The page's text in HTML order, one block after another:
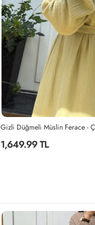
Cepli Krep Ferace - Lacivert
1,499.99 TL